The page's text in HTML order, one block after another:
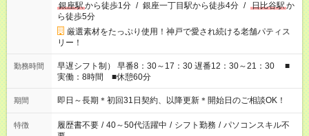
銀座駅から徒歩1分 / 銀座一丁目駅から徒歩4分 / 日比谷駅か
ら徒歩5分
厳選素材をたっぷり使用！神戸で愛され続ける老舗パティス
リー！
勤務時間
早遅シフト制） 早番8：30～17：30 遅番12：30～21：30 ■
実働：8時間 ■休憩60分
期間 即日～長期＊初回31日契約、以降更新＊開始日のご相談OK！
特徴 履歴書不要 / 40～50代活躍中 / シフト勤務 / パソコンスキル不